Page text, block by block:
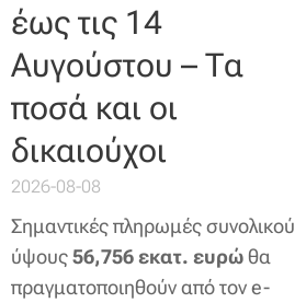
έως τις 14
Αυγούστου – Τα
ποσά και οι
δικαιούχοι
2026-08-08
Σημαντικές πληρωμές συνολικού
ύψους56,756 εκατ. ευρώθα
πραγματοποιηθούν από τον e-